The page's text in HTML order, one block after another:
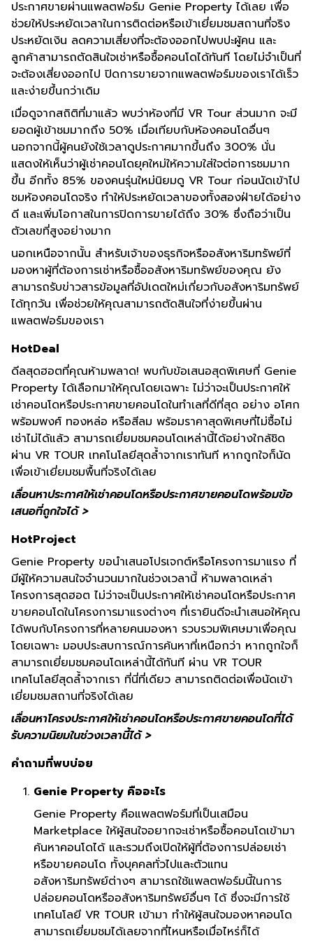
ประกาศขายผ่านแพลตฟอร์ม Genie Property ได้เลย เพื่อ
ช่วยให้ประหยัดเวลาในการติดต่อหรือเข้าเยี่ยมชมสถานที่จริง
ประหยัดเงิน ลดความเสี่ยงที่จะต้องออกไปพบปะผู้คน และ
ลูกค้าสามารถตัดสินใจเช่าหรือซื้อคอนโดได้ทันที โดยไม่จำเป็นที่
จะต้องเสี่ยงออกไป ปิดการขายจากแพลตฟอร์มของเราได้เร็ว
และง่ายขึ้นกว่าเดิม
เมื่อดูจากสถิติที่มาแล้ว พบว่าห้องที่มี VR Tour ส่วนมาก จะมี
ยอดผู้เข้าชมมากถึง 50% เมื่อเทียบกับห้องคอนโดอื่นๆ
นอกจากนี้ผู้คนยังใช้เวลาดูประกาศมากขึ้นถึง 300% นั่น
แสดงให้เห็นว่าผู้เช่าคอนโดยุคใหม่ให้ความใส่ใจต่อการชมมาก
ขึ้น อีกทั้ง 85% ของคนรุ่นใหม่นิยมดู VR Tour ก่อนนัดเข้าไป
ชมห้องคอนโดจริง ทำให้ประหยัดเวลาของทั้งสองฝ่ายได้อย่าง
ดี และเพิ่มโอกาสในการปิดการขายได้ถึง 30% ซึ่งถือว่าเป็น
ตัวเลขที่สูงอย่างมาก
นอกเหนือจากนั้น สำหรับเจ้าของธุรกิจหรืออสังหาริมทรัพย์ที่
มองหาผู้ที่ต้องการเช่าหรือซื้ออสังหาริมทรัพย์ของคุณ ยัง
สามารถรับข่าวสารข้อมูลที่อัปเดตใหม่เกี่ยวกับอสังหาริมทรัพย์
ได้ทุกวัน เพื่อช่วยให้คุณสามารถตัดสินใจที่ง่ายขึ้นผ่าน
แพลตฟอร์มของเรา
HotDeal
ดีลสุดฮอตที่คุณห้ามพลาด! พบกับข้อเสนอสุดพิเศษที่ Genie
Property ได้เลือกมาให้คุณโดยเฉพาะ ไม่ว่าจะเป็นประกาศให้
เช่าคอนโดหรือประกาศขายคอนโดในทำเลที่ดีที่สุด อย่าง อโศก
พร้อมพงศ์ ทองหล่อ หรือสีลม พร้อมราคาสุดพิเศษที่ไม่ซื้อไม่
เช่าไม่ได้แล้ว สามารถเยี่ยมชมคอนโดเหล่านี้ได้อย่างใกล้ชิด
ผ่าน VR TOUR เทคโนโลยีสุดล้ำจากเราทันที หากถูกใจก็นัด
เพื่อเข้าเยี่ยมชมพื้นที่จริงได้เลย
เลื่อนหาประกาศให้เช่าคอนโดหรือประกาศขายคอนโดพร้อมข้อ
เสนอที่ถูกใจได้ >
HotProject
Genie Property ขอนำเสนอโปรเจกต์หรือโครงการมาแรง ที่
มีผู้ให้ความสนใจจำนวนมากในช่วงเวลานี้ ห้ามพลาดเหล่า
โครงการสุดฮอต ไม่ว่าจะเป็นประกาศให้เช่าคอนโดหรือประกาศ
ขายคอนโดในโครงการมาแรงต่างๆ ที่เรายินดีจะนำเสนอให้คุณ
ได้พบกับโครงการที่หลายคนมองหา รวบรวมพิเศษมาเพื่อคุณ
โดยเฉพาะ มอบประสบการณ์การค้นหาที่เหนือกว่า หากถูกใจก็
สามารถเยี่ยมชมคอนโดเหล่านี้ได้ทันที ผ่าน VR TOUR
เทคโนโลยีสุดล้ำจากเรา ที่นี่ที่เดียว สามารถติดต่อเพื่อนัดเข้า
เยี่ยมชมสถานที่จริงได้เลย
เลื่อนหาโครงประกาศให้เช่าคอนโดหรือประกาศขายคอนโดที่ได้
รับความนิยมในช่วงเวลานี้ได้ >
คำถามที่พบบ่อย
Genie Property คืออะไร
Genie Property คือแพลตฟอร์มที่เป็นเสมือน
Marketplace ให้ผู้สนใจอยากจะเช่าหรือซื้อคอนโดเข้ามา
ค้นหาคอนโดได้ และรวมถึงเปิดให้ผู้ที่ต้องการปล่อยเช่า
หรือขายคอนโด ทั้งบุคคลทั่วไปและตัวแทน
อสังหาริมทรัพย์ต่างๆ สามารถใช้แพลตฟอร์มนี้ในการ
ปล่อยคอนโดหรืออสังหาริมทรัพย์อื่นๆ ได้ ซึ่งจะมีการใช้
เทคโนโลยี VR TOUR เข้ามา ทำให้ผู้สนใจมองหาคอนโด
สามารถเยี่ยมชมได้เลยจากที่ไหนหรือเมื่อไหร่ก็ได้